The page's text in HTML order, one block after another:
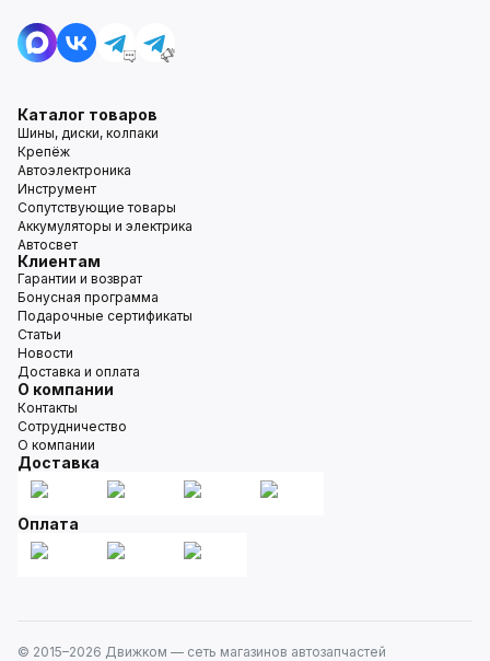
Каталог товаров
Шины, диски, колпаки
Крепёж
Автоэлектроника
Инструмент
Сопутствующие товары
Аккумуляторы и электрика
Автосвет
Клиентам
Гарантии и возврат
Бонусная программа
Подарочные сертификаты
Статьи
Новости
Доставка и оплата
О компании
Контакты
Сотрудничество
О компании
Доставка
Оплата
© 2015–2026 Движком — сеть магазинов автозапчастей